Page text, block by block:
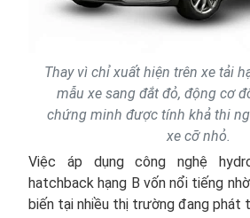
Thay vì chỉ xuất hiện trên xe tải
mẫu xe sang đắt đỏ, động cơ
chứng minh được tính khả thi
xe cỡ nhỏ.
Việc áp dụng công nghệ
hatchback hạng B vốn nổi tiếng
biến tại nhiều thị trường đang phát